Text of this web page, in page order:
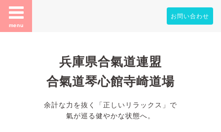
menu
お問い合わせ
兵庫県合氣道連盟
合氣道琴心館寺崎道場
余計な力を抜く「正しいリラックス」で
氣が巡る健やかな状態へ。